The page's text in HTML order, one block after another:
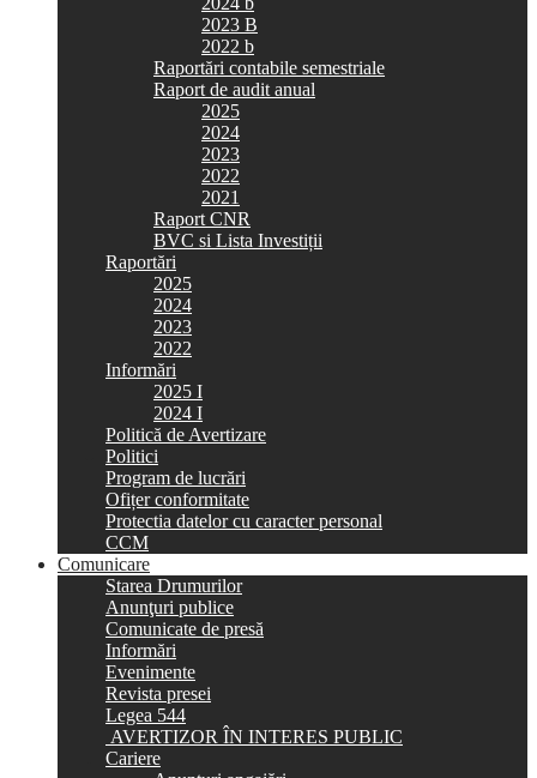
2023 B
2022 b
Raportări contabile semestriale
Raport de audit anual
2025
2024
2023
2022
2021
Raport CNR
BVC si Lista Investiții
Raportări
2025
2024
2023
2022
Informări
2025 I
2024 I
Politică de Avertizare
Politici
Program de lucrări
Ofițer conformitate
Protectia datelor cu caracter personal
CCM
Comunicare
Starea Drumurilor
Anunţuri publice
Comunicate de presă
Informări
Evenimente
Revista presei
Legea 544
AVERTIZOR ÎN INTERES PUBLIC
Cariere